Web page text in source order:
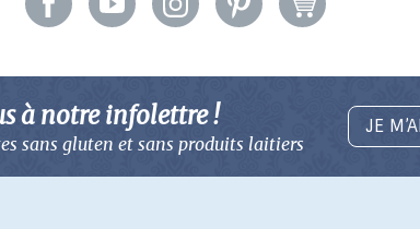
à notre infolettre !
sans gluten et sans produits laitiers
JE